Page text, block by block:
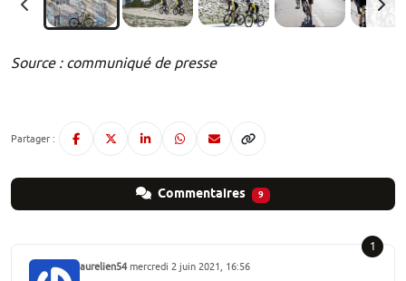
Source : communiqué de presse
Partager :
Commentaires 9
1
aurelien54mercredi 2 juin 2021, 16:56